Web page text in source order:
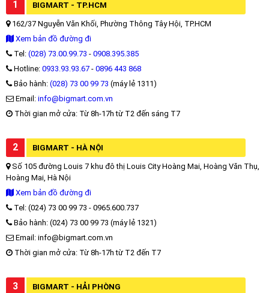
1 BIGMART - TP.HCM
162/37 Nguyễn Văn Khối, Phường Thông Tây Hội, TP.HCM
Xem bản đồ đường đi
Tel: (028) 73.00.99.73 - 0908.395.385
Hotline: 0933.93.93.67 - 0896 443 868
Bảo hành: (028) 73 00 99 73 (máy lẻ 1311)
Email: info@bigmart.com.vn
Thời gian mở cửa: Từ 8h-17h từ T2 đến sáng T7
2 BIGMART - HÀ NỘI
Số 105 đường Louis 7 khu đô thị Louis City Hoàng Mai, Hoàng Văn Thụ,
Hoàng Mai, Hà Nội
Xem bản đồ đường đi
Tel: (024) 73 00 99 73 - 0965.600.737
Bảo hành: (024) 73 00 99 73 (máy lẻ 1321)
Email: info@bigmart.com.vn
Thời gian mở cửa: Từ 8h-17h từ T2 đến T7
3 BIGMART - HẢI PHÒNG